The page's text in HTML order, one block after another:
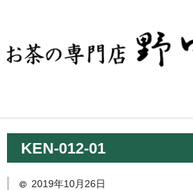
KEN-012-01
2019年10月26日